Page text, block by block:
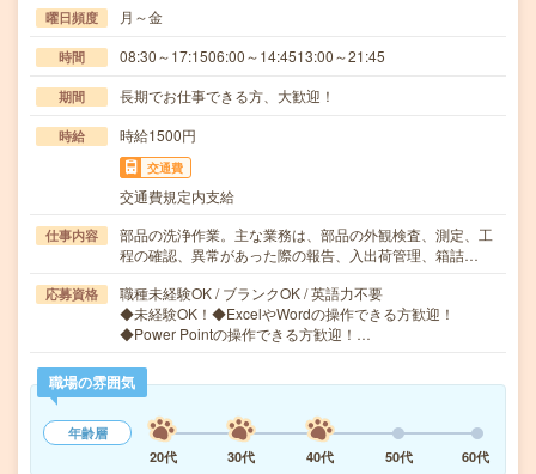
曜日頻度 月～金
時間 08:30～17:1506:00～14:4513:00～21:45
期間 長期でお仕事できる方、大歓迎！
時給 時給1500円
交通費
交通費規定内支給
仕事内容
部品の洗浄作業。主な業務は、部品の外観検査、測定、工
程の確認、異常があった際の報告、入出荷管理、箱詰…
応募資格
職種未経験OK / ブランクOK / 英語力不要
◆未経験OK！◆ExcelやWordの操作できる方歓迎！
◆Power Pointの操作できる方歓迎！…
職場の雰囲気
年齢層
20代
30代 40代 50代 60代